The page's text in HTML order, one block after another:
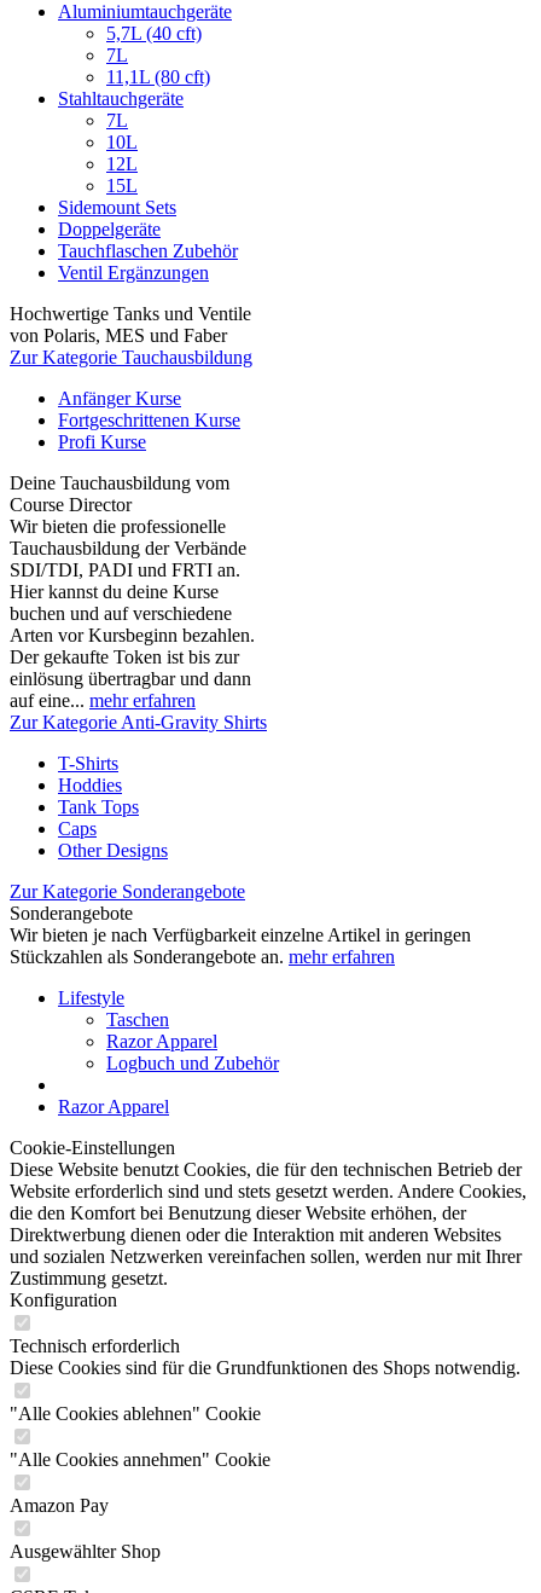
Aluminiumtauchgeräte
5,7L (40 cft)
7L
11,1L (80 cft)
Stahltauchgeräte
7L
10L
12L
15L
Sidemount Sets
Doppelgeräte
Tauchflaschen Zubehör
Ventil Ergänzungen
Hochwertige Tanks und Ventile
von Polaris, MES und Faber
Zur Kategorie Tauchausbildung
Anfänger Kurse
Fortgeschrittenen Kurse
Profi Kurse
Deine Tauchausbildung vom
Course Director
Wir bieten die professionelle
Tauchausbildung der Verbände
SDI/TDI, PADI und FRTI an.
Hier kannst du deine Kurse
buchen und auf verschiedene
Arten vor Kursbeginn bezahlen.
Der gekaufte Token ist bis zur
einlösung übertragbar und dann
auf eine... mehr erfahren
Zur Kategorie Anti-Gravity Shirts
T-Shirts
Hoddies
Tank Tops
Caps
Other Designs
Zur Kategorie Sonderangebote
Sonderangebote
Wir bieten je nach Verfügbarkeit einzelne Artikel in geringen
Stückzahlen als Sonderangebote an. mehr erfahren
Lifestyle
Taschen
Razor Apparel
Logbuch und Zubehör
Razor Apparel
Cookie-Einstellungen
Diese Website benutzt Cookies, die für den technischen Betrieb der
Website erforderlich sind und stets gesetzt werden. Andere Cookies,
die den Komfort bei Benutzung dieser Website erhöhen, der
Direktwerbung dienen oder die Interaktion mit anderen Websites
und sozialen Netzwerken vereinfachen sollen, werden nur mit Ihrer
Zustimmung gesetzt.
Konfiguration
Technisch erforderlich
Diese Cookies sind für die Grundfunktionen des Shops notwendig.
"Alle Cookies ablehnen" Cookie
"Alle Cookies annehmen" Cookie
Amazon Pay
Ausgewählter Shop